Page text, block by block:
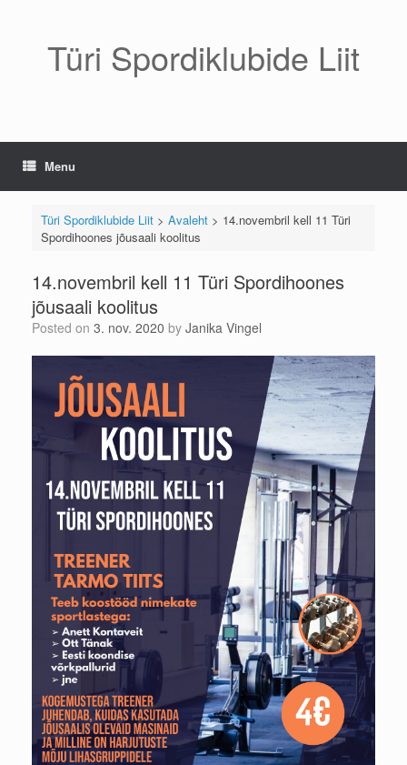
Türi Spordiklubide Liit
Menu
Türi Spordiklubide Liit> Avaleht> 14.novembril kell 11 Türi
Spordihoones jõusaali koolitus
14.novembril kell 11 Türi Spordihoones
jõusaali koolitus
Posted on 3. nov. 2020 by Janika Vingel